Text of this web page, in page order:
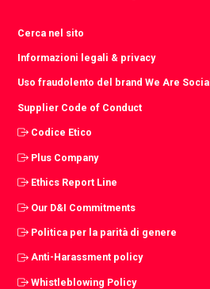
Cerca nel sito
Informazioni legali & privacy
Uso fraudolento del brand We Are Social
Supplier Code of Conduct
Codice Etico
Plus Company
Ethics Report Line
Our D&I Commitments
Politica per la parità di genere
Anti-Harassment policy
Whistleblowing Policy